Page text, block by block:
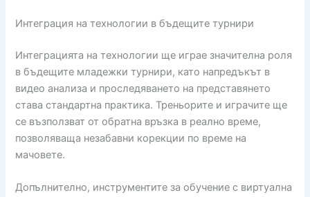
Интеграция на технологии в бъдещите турнири
Интеграцията на технологии ще играе значителна роля
в бъдещите младежки турнири, като напредъкът в
видео анализа и проследяването на представянето
става стандартна практика. Треньорите и играчите ще
се възползват от обратна връзка в реално време,
позволяваща незабавни корекции по време на
мачовете.
Допълнително, инструментите за обучение с виртуална